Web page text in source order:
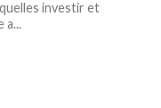
investir et
a...